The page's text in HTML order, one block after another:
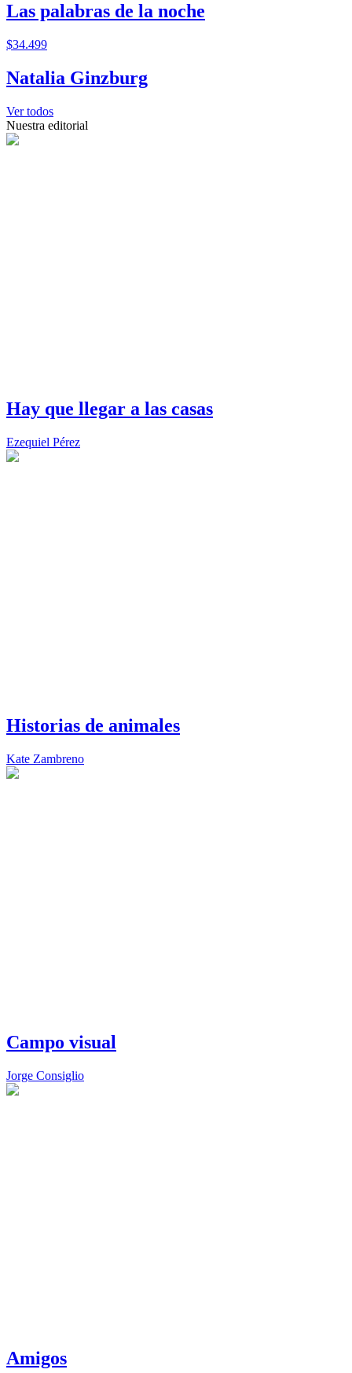
Las palabras de la noche
$34.499
Natalia Ginzburg
Ver todos
Nuestra editorial
Hay que llegar a las casas
Ezequiel Pérez
Historias de animales
Kate Zambreno
Campo visual
Jorge Consiglio
Amigos